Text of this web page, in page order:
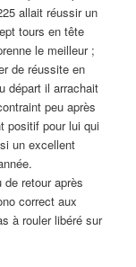
allait réussir un
tours en tête
le meilleur ;
de réussite en
départ il arrachait
peu après
positif pour lui qui
un excellent
retour après
correct aux
à rouler libéré sur